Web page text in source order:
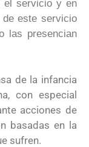
el servicio y en
de este servicio
las presencian
de la infancia
con especial
acciones de
basadas en la
sufren.